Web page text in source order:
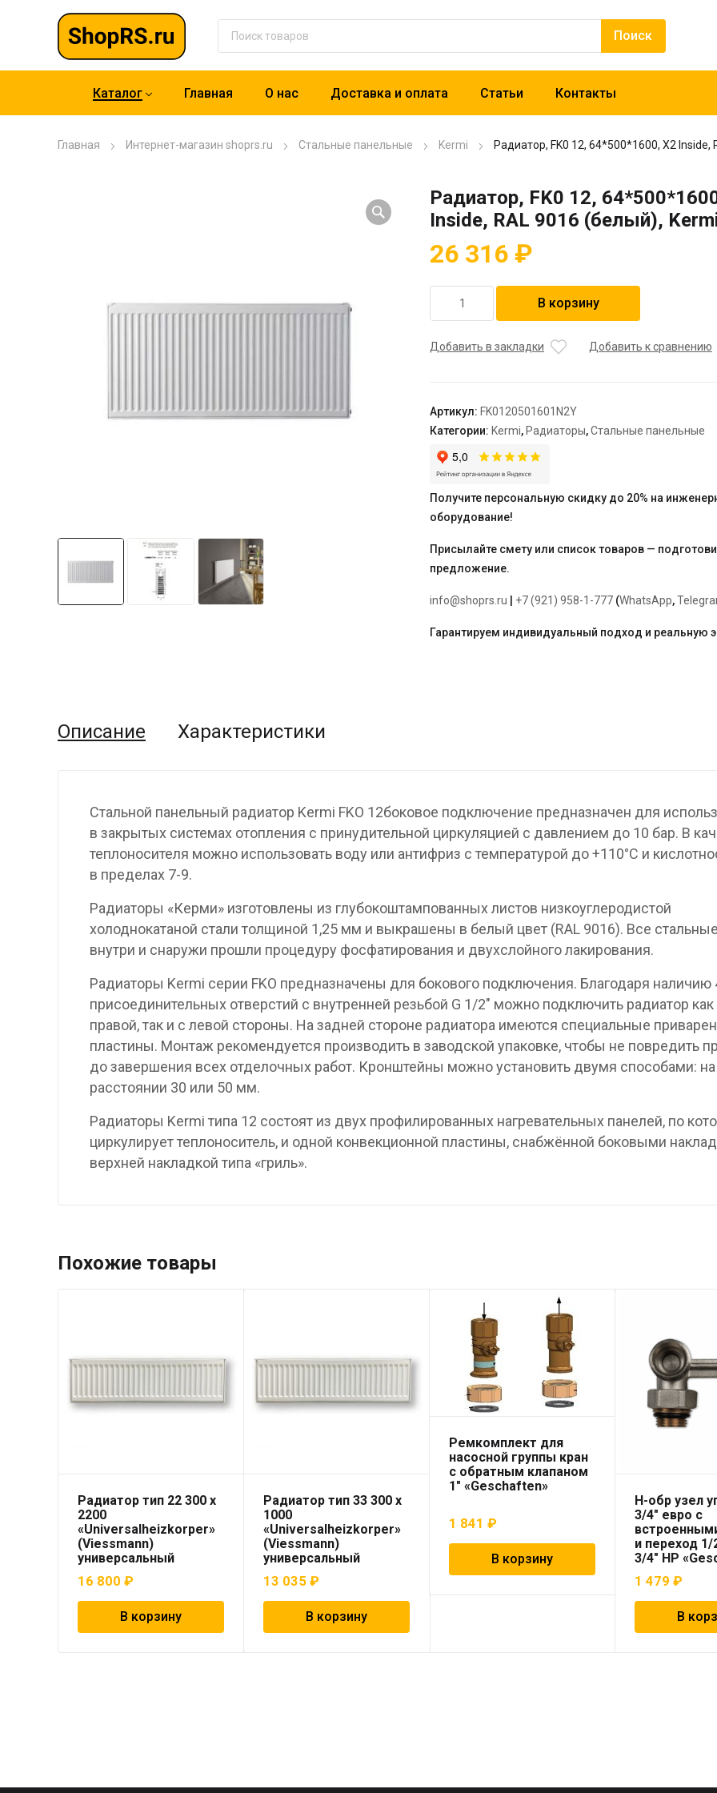
Каталог Главная О нас Доставка и оплата Статьи Контакты
Главная Интернет-магазин shoprs.ru Стальные панельные Kermi Радиатор, FK0 12, 64*500*1600, X2 Inside,
Радиатор, FK0 12,
Inside, RAL 9016 (белый),
26 316 ₽
товара
FK0
Inside,
RAL
9016
(белый),
В корзину
Добавить в закладки Добавить к сравнению
Артикул: FK0120501601N2Y
Категории: Kermi, Радиаторы,Стальные панельные
Получите персональную скидку до 20% на
оборудование!
Присылайте смету или список товаров —
предложение.
info@shoprs.ru +7 (921) 958-1-777 (WhatsApp,
Гарантируем индивидуальный подход и реальную
Описание Характеристики
Стальной панельный радиатор Kermi FKO 12боковое подключение предназначен для
в закрытых системах отопления с принудительной циркуляцией с давлением до 10 бар. В
теплоносителя можно использовать воду или антифриз с температурой до +110°C и
в пределах 7-9.
Радиаторы «Керми» изготовлены из глубокоштампованных листов низкоуглеродистой
холоднокатаной стали толщиной 1,25 мм и выкрашены в белый цвет (RAL 9016). Все
внутри и снаружи прошли процедуру фосфатирования и двухслойного лакирования.
Радиаторы Kermi серии FKO предназначены для бокового подключения. Благодаря наличию
присоединительных отверстий с внутренней резьбой G 1/2″ можно подключить радиатор как
правой, так и с левой стороны. На задней стороне радиатора имеются специальные
пластины. Монтаж рекомендуется производить в заводской упаковке, чтобы не повредить
до завершения всех отделочных работ. Кронштейны можно установить двумя способами: на
расстоянии 30 или 50 мм.
Радиаторы Kermi типа 12 состоят из двух профилированных нагревательных панелей, по
циркулирует теплоноситель, и одной конвекционной пластины, снабжённой боковыми
верхней накладкой типа «гриль».
Похожие товары
Радиатор тип 22 300 x
2200
«Universalheizkorper»
(Viessmann)
универсальный
16 800 ₽
В корзину
Радиатор тип 33 300 x
1000
«Universalheizkorper»
(Viessmann)
универсальный
13 035₽
В корзину
Ремкомплект для
насосной группы кран
с обратным клапаном
1″ «Geschaften»
1 841₽
В корзину
Н-обр узел
3/4″ евро с
и переход 1/
3/4″ НР
1 479₽
В